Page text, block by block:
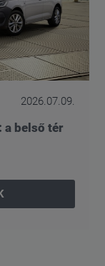
2026.07.09.
a belső tér